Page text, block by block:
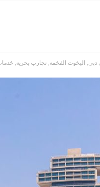
دبي, اليخوت الفخمة, تجارب بحرية,